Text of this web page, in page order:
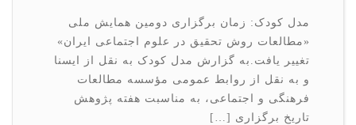
مدل کودک: زمان برگزاری دومین همایش ملی
«مطالعات روش تحقیق در علوم اجتماعی ایران»
تغییر یافت.به گزارش مدل کودک به نقل از ایسنا
و به نقل از روابط عمومی مؤسسه مطالعات
فرهنگی و اجتماعی، به مناسبت هفته پژوهش
تاریخ برگزاری […]